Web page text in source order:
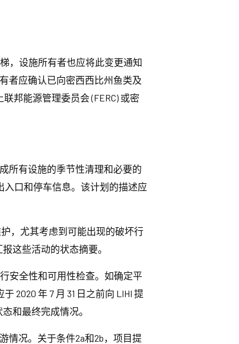
，设施所有者也应将此变更通知
者应确认已向密西西比州鱼类及
邦能源管理委员会 (FERC) 或密
所有设施的季节性清理和必要的
入口和停车信息。该计划的描述应
，尤其考虑到可能出现的破坏行
这些活动的状态摘要。
安全性和可用性检查。如确定平
2020 年 7 月 31 日之前向 LIHI 提
和最终完成情况。
情况。关于条件2a和2b，项目提